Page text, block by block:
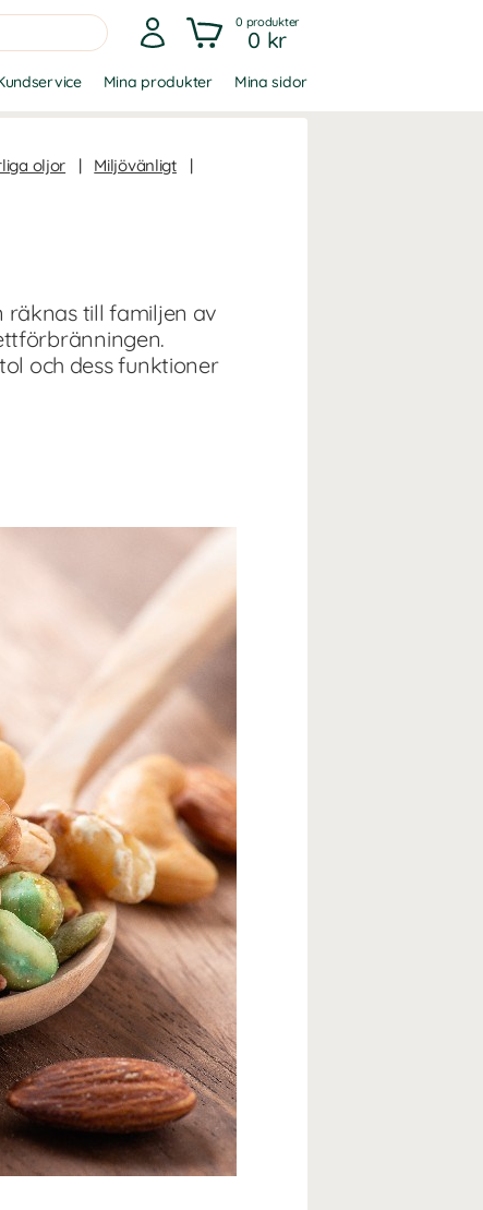
0 produkter
0 kr
Mina produkter Mina sidor
oljor | Miljövänligt
|
till familjen av
och dess funktioner